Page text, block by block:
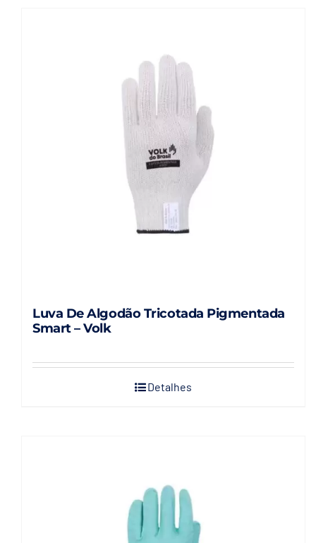
opções
podem
escolhidas
página
produto
Luva De Algodão Tricotada Pigmentada
Smart – Volk
Detalhes